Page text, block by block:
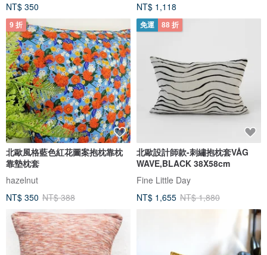
NT$ 350
NT$ 1,118
9 折
北歐風格藍色紅花圖案抱枕靠枕
靠墊枕套
hazelnut
NT$ 350 NT$ 388
免運 88 折
北歐設計師款-刺繡抱枕套VÅG
WAVE,BLACK 38X58cm
Fine Little Day
NT$ 1,655 NT$ 1,880